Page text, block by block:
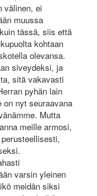
välinen, ei
muussa
tässä, siis että
kohtaan
olevansa.
siveydeksi, ja
sitä vakavasti
pyhän lain
nyt seuraavana
Mutta
meille armosi,
varsin yleinen
meidän siksi